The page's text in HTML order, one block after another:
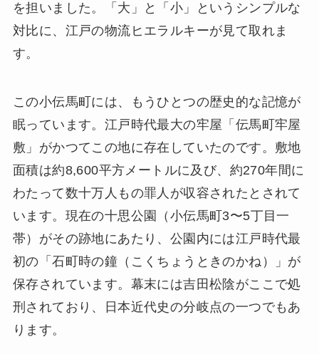
を担いました。「大」と「小」というシンプルな
対比に、江戸の物流ヒエラルキーが見て取れま
す。
この小伝馬町には、もうひとつの歴史的な記憶が
眠っています。江戸時代最大の牢屋「伝馬町牢屋
敷」がかつてこの地に存在していたのです。敷地
面積は約8,600平方メートルに及び、約270年間に
わたって数十万人もの罪人が収容されたとされて
います。現在の十思公園（小伝馬町3〜5丁目一
帯）がその跡地にあたり、公園内には江戸時代最
初の「石町時の鐘（こくちょうときのかね）」が
保存されています。幕末には吉田松陰がここで処
刑されており、日本近代史の分岐点の一つでもあ
ります。